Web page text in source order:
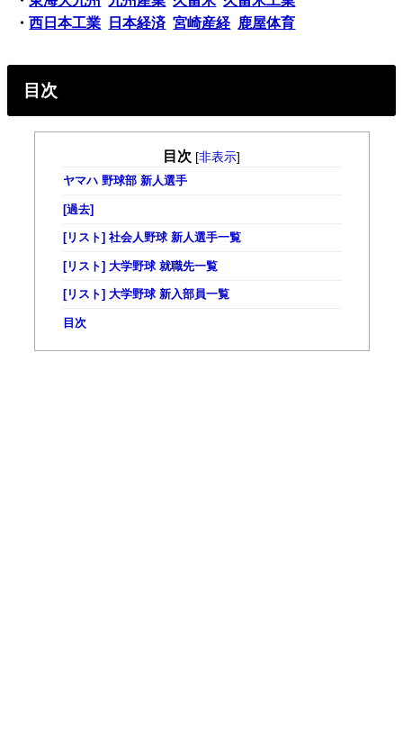
・西日本工業 日本経済 宮崎産経 鹿屋体育
目次
目次 [非表示]
ヤマハ 野球部 新人選手
[過去]
[リスト] 社会人野球 新人選手一覧
[リスト] 大学野球 就職先一覧
[リスト] 大学野球 新入部員一覧
目次